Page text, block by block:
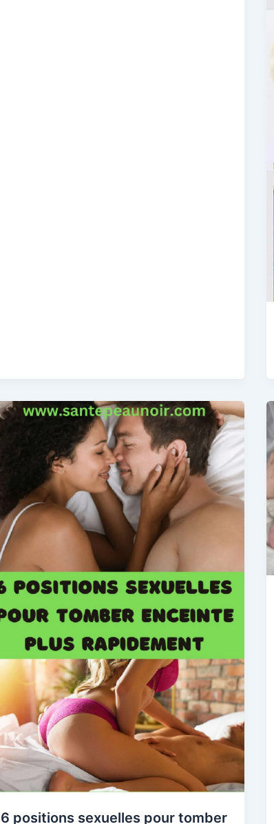
6 positions sexuelles pour tomber